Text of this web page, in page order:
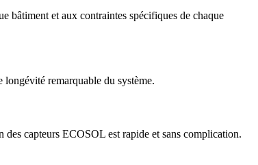
bâtiment et aux contraintes spécifiques de chaque
remarquable du système.
capteurs ECOSOL est rapide et sans complication.